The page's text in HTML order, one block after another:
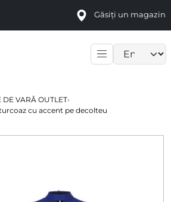
Găsiți un magazin
DE VARĂ OUTLET›
cu accent pe decolteu